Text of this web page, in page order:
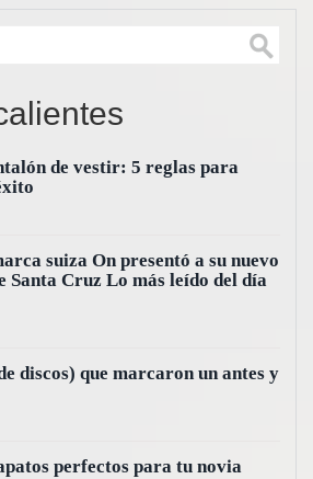
de vestir: 5 reglas para
suiza On presentó a su nuevo
Santa Cruz Lo más leído del día
discos) que marcaron un antes y
perfectos para tu novia